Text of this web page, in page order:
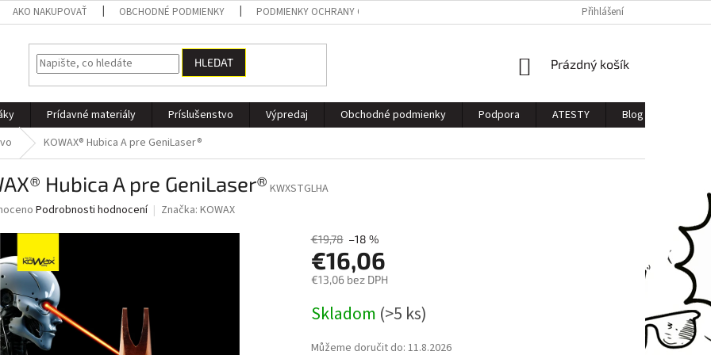
AKO NAKUPOVAŤ OBCHODNÉ PODMIENKY PODMIENKY OCHRANY OSOBNÝCH ÚDAJOV Přihlášení
HLEDAT
NÁKUPNÍ
Prázdný košík
Prídavné materiály Príslušenstvo Výpredaj Obchodné podmienky Podpora ATESTY Blog
KOWAX® Hubica A pre GeniLaser®
Hubica A pre GeniLaser® KWXSTGLHA
Podrobnosti hodnocení Značka: KOWAX
€19,78 –18 %
€16,06
€13,06 bez DPH
cena:
Skladom (>5 ks)
Můžeme doručit do: 11.8.2026